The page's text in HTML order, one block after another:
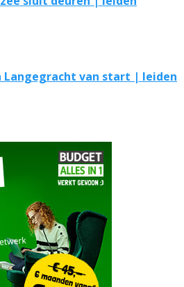
Langegracht van start | leiden